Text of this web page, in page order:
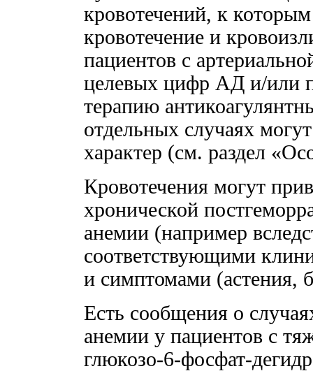
кровотечений, к
кровотечение и
пациентов с
целевых цифр АД и/или
терапию
отдельных случаях
характер (см. раздел
Кровотечения могут
хронической
анемии (например
соответствующими
и симптомами (астения,
Есть сообщения о
анемии у пациентов с
глюкозо-6-фосфат-